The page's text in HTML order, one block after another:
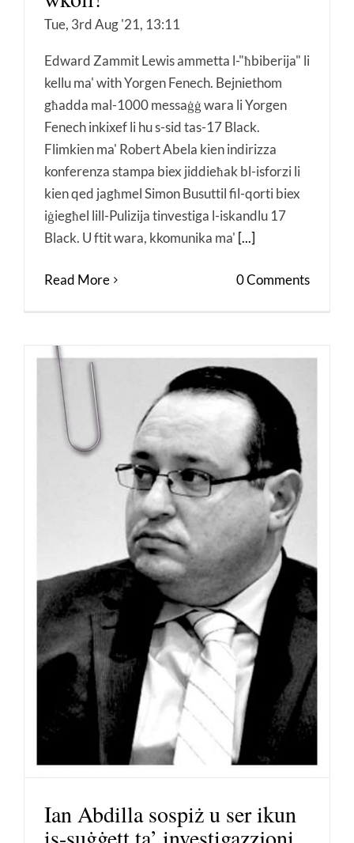
Tue, 3rd Aug '21, 13:11
Edward Zammit Lewis ammetta l-"ħbiberija" li
kellu ma' with Yorgen Fenech. Bejniethom
għadda mal-1000 messaġġ wara li Yorgen
Fenech inkixef li hu s-sid tas-17 Black.
Flimkien ma' Robert Abela kien indirizza
konferenza stampa biex jiddieħak bl-isforzi li
kien qed jagħmel Simon Busuttil fil-qorti biex
iġiegħel lill-Pulizija tinvestiga l-iskandlu 17
Black. U ftit wara, kkomunika ma' [...]
Read More 0 Comments
Ian Abdilla sospiż u ser ikun